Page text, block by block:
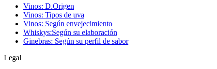
Vinos: D.Origen
Vinos: Tipos de uva
Vinos: Según envejecimiento
Whiskys:Según su elaboración
Ginebras: Según su perfil de sabor
Legal